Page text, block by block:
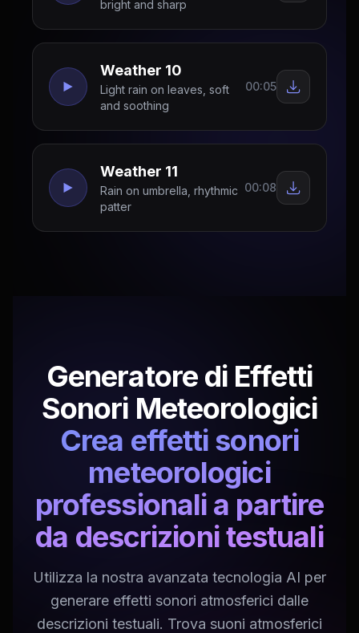
bright and sharp
Weather 10
Light rain on leaves, soft
and soothing
00:05
Weather 11
Rain on umbrella, rhythmic
patter
00:08
Generatore di Effetti
Sonori Meteorologici
Crea effetti sonori
meteorologici
professionali a partire
da descrizioni testuali
Utilizza la nostra avanzata tecnologia AI per
generare effetti sonori atmosferici dalle
descrizioni testuali. Trova suoni atmosferici